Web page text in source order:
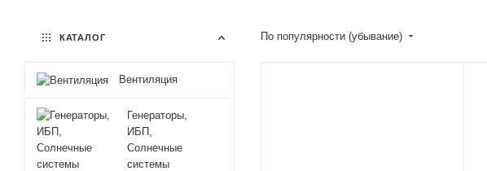
По популярности (убывание)
КАТАЛОГ
Вентиляция
Генераторы,
ИБП,
Солнечные
системы